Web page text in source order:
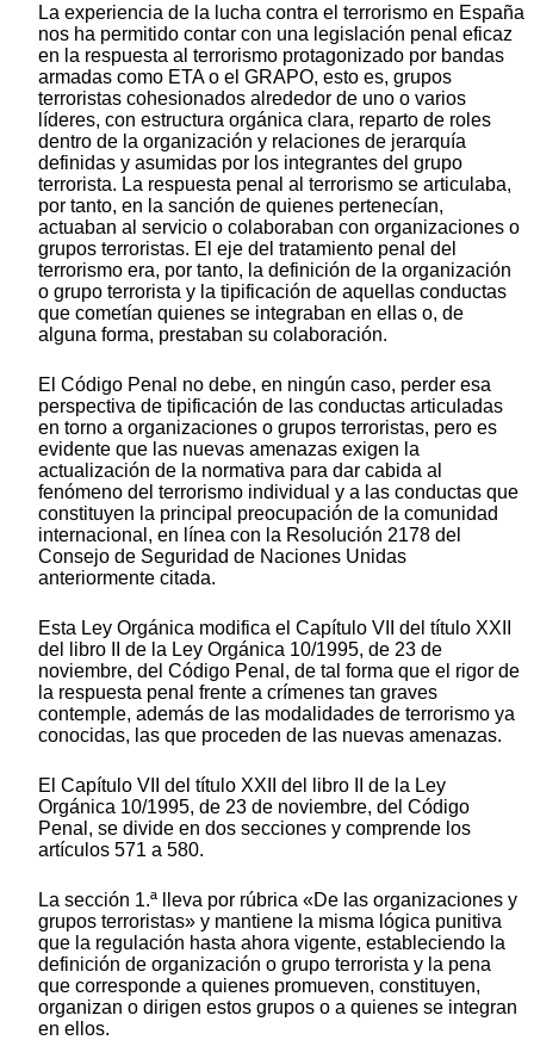
La experiencia de la lucha contra el terrorismo en España
nos ha permitido contar con una legislación penal eficaz
en la respuesta al terrorismo protagonizado por bandas
armadas como ETA o el GRAPO, esto es, grupos
terroristas cohesionados alrededor de uno o varios
líderes, con estructura orgánica clara, reparto de roles
dentro de la organización y relaciones de jerarquía
definidas y asumidas por los integrantes del grupo
terrorista. La respuesta penal al terrorismo se articulaba,
por tanto, en la sanción de quienes pertenecían,
actuaban al servicio o colaboraban con organizaciones o
grupos terroristas. El eje del tratamiento penal del
terrorismo era, por tanto, la definición de la organización
o grupo terrorista y la tipificación de aquellas conductas
que cometían quienes se integraban en ellas o, de
alguna forma, prestaban su colaboración.
El Código Penal no debe, en ningún caso, perder esa
perspectiva de tipificación de las conductas articuladas
en torno a organizaciones o grupos terroristas, pero es
evidente que las nuevas amenazas exigen la
actualización de la normativa para dar cabida al
fenómeno del terrorismo individual y a las conductas que
constituyen la principal preocupación de la comunidad
internacional, en línea con la Resolución 2178 del
Consejo de Seguridad de Naciones Unidas
anteriormente citada.
Esta Ley Orgánica modifica el Capítulo VII del título XXII
del libro II de la Ley Orgánica 10/1995, de 23 de
noviembre, del Código Penal, de tal forma que el rigor de
la respuesta penal frente a crímenes tan graves
contemple, además de las modalidades de terrorismo ya
conocidas, las que proceden de las nuevas amenazas.
El Capítulo VII del título XXII del libro II de la Ley
Orgánica 10/1995, de 23 de noviembre, del Código
Penal, se divide en dos secciones y comprende los
artículos 571 a 580.
La sección 1.ª lleva por rúbrica «De las organizaciones y
grupos terroristas» y mantiene la misma lógica punitiva
que la regulación hasta ahora vigente, estableciendo la
definición de organización o grupo terrorista y la pena
que corresponde a quienes promueven, constituyen,
organizan o dirigen estos grupos o a quienes se integran
en ellos.